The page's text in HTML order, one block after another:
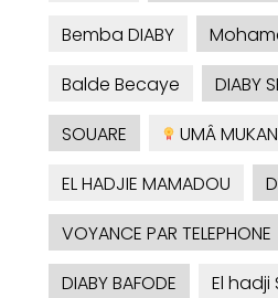
Bemba DIABY
Balde Becaye
DIABY
SOUARE
UMÂ
EL HADJIE MAMADOU
VOYANCE PAR TELEPHONE
DIABY BAFODE
El hadji